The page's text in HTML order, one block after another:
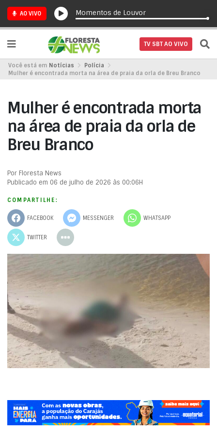
AO VIVO Momentos de Louvor
TV SBT AO VIVO
Você está em Notícias
Polícia
Mulher é encontrada morta na área de praia da orla de Breu Branco
Mulher é encontrada morta
na área de praia da orla de
Breu Branco
Por Floresta News
Publicado em 06 de julho de 2026 às 00:06H
COMPARTILHE:
FACEBOOK MESSENGER WHATSAPP
TWITTER